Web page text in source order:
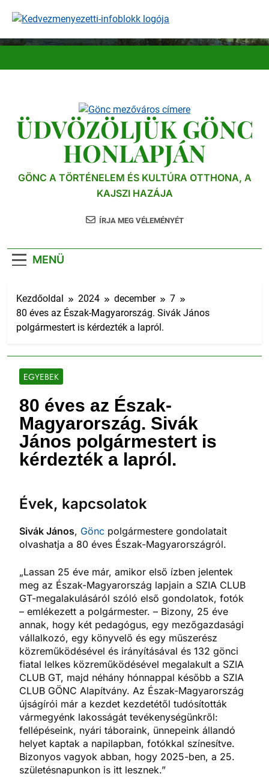
ÜDVÖZÖLJÜK GÖNC
HONLAPJÁN
GÖNC A TÖRTÉNELEM ÉS KULTÚRA OTTHONA, A
KAJSZI HAZÁJA
ÍRJA MEG VÉLEMÉNYÉT
MENÜ
Kezdőoldal 2024 december
7
80 éves az Észak-Magyarország. Sivák János
polgármestert is kérdezték a lapról.
EGYEBEK
80 éves az Észak-
Magyarország. Sivák
János polgármestert is
kérdezték a lapról.
Évek, kapcsolatok
Sivák János, Gönc polgármestere gondolatait
olvashatja a 80 éves Észak-Magyarországról.
„Lassan 25 éve már, amikor első ízben jelentek
meg az Észak-Magyarország lapjain a SZIA CLUB
GT-megalakulásáról szóló első gondolatok, fotók
– emlékezett a polgármester. – Bizony, 25 éve
annak, hogy két pedagógus, egy mezőgazdasági
vállalkozó, egy könyvelő és egy műszerész
közreműködésével és irányításával és 132 gönci
fiatal lelkes közreműködésével megalakult a SZIA
CLUB GT, majd néhány hónnappal később a SZIA
CLUB GÖNC Alapítvány. Az Észak-Magyarország
újságírói már a kezdet kezdetétől tudósították
vármegyénk lakosságát tevékenységünkről:
fellépéseink, nyári táboraink, ünnepeink állandó
helyet kaptak a napilapban, fotókkal színesítve.
Bizonyos vagyok abban, hogy 2025-ben, a 25.
születésnapunkon is itt lesznek.”